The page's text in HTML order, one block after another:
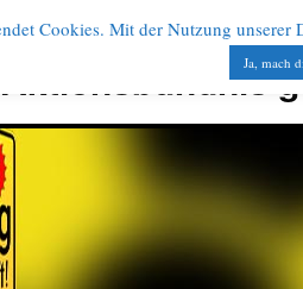
Cookies. Mit der Nutzung
Ja, mach